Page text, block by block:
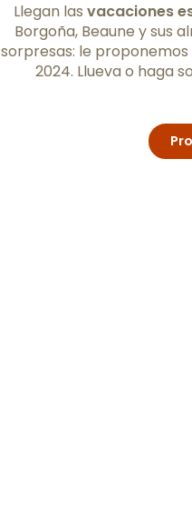
Llegan las vacaciones
Borgoña, Beaune y sus
sorpresas: le
2024. Llueva o haga